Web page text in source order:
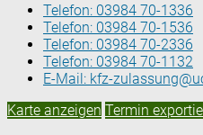
Telefon: 03984 70-1336
Telefon: 03984 70-1536
Telefon: 03984 70-2336
Telefon: 03984 70-1132
E-Mail: kfz-
Karte anzeigen Termin